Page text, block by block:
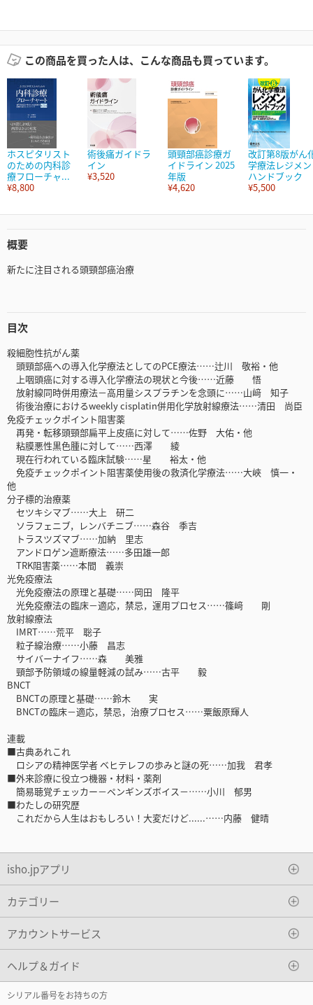
この商品を買った人は、こんな商品も買っています。
ホスピタリスト
のための内科診
療フローチャ...
¥8,800
術後痛ガイドラ
イン
¥3,520
頭頸部癌診療ガ
イドライン 2025
年版
¥4,620
改訂第8版がん
学療法レジメン
ハンドブック
¥5,500
概要
新たに注目される頭頸部癌治療
目次
殺細胞性抗がん薬
頭頸部癌への導入化学療法としてのPCE療法……辻川 敬裕・他
上咽頭癌に対する導入化学療法の現状と今後……近藤 悟
放射線同時併用療法－高用量シスプラチンを念頭に……山﨑 知子
術後治療におけるweekly cisplatin併用化学放射線療法……清田 尚臣
免疫チェックポイント阻害薬
再発・転移頭頸部扁平上皮癌に対して……佐野 大佑・他
粘膜悪性黒色腫に対して……西澤 綾
現在行われている臨床試験……星 裕太・他
免疫チェックポイント阻害薬使用後の救済化学療法……大峽 慎一・
他
分子標的治療薬
セツキシマブ……大上 研二
ソラフェニブ，レンバチニブ……森谷 季吉
トラスツズマブ……加納 里志
アンドロゲン遮断療法……多田雄一郎
TRK阻害薬……本間 義崇
光免疫療法
光免疫療法の原理と基礎……岡田 隆平
光免疫療法の臨床－適応，禁忌，運用プロセス……篠﨑 剛
放射線療法
IMRT……荒平 聡子
粒子線治療……小藤 昌志
サイバーナイフ……森 美雅
頸部予防領域の線量軽減の試み……古平 毅
BNCT
BNCTの原理と基礎……鈴木 実
BNCTの臨床－適応，禁忌，治療プロセス……粟飯原輝人
連載
■古典あれこれ
ロシアの精神医学者 ベヒテレフの歩みと謎の死……加我 君孝
■外来診療に役立つ機器・材料・薬剤
簡易聴覚チェッカー－ペンギンズボイス－……小川 郁男
■わたしの研究歴
これだから人生はおもしろい！大変だけど......……内藤 健晴
isho.jpアプリ
カテゴリー
アカウントサービス
ヘルプ＆ガイド
シリアル番号をお持ちの方